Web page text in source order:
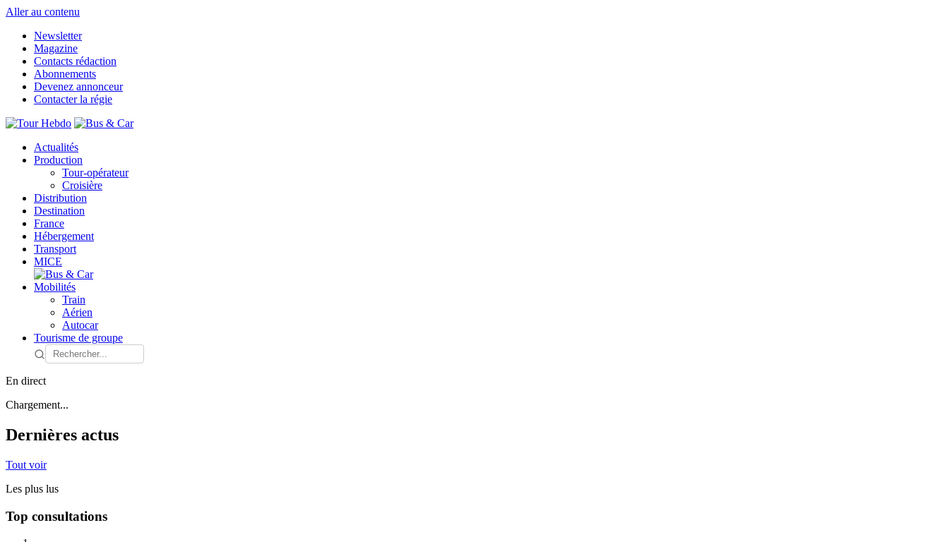
Aller au contenu
Newsletter
Magazine
Contacts rédaction
Abonnements
Devenez annonceur
Contacter la régie
Actualités
Production
Tour-opérateur
Croisière
Distribution
Destination
France
Hébergement
Transport
MICE
Mobilités
Train
Aérien
Autocar
Tourisme de groupe
En direct
Chargement...
Dernières actus
Tout voir
Les plus lus
Top consultations